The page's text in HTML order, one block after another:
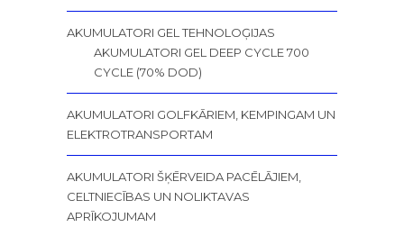
AKUMULATORI GEL TEHNOLOĢIJAS
AKUMULATORI GEL DEEP CYCLE 700
CYCLE (70% DOD)
AKUMULATORI GOLFKĀRIEM, KEMPINGAM UN
ELEKTROTRANSPORTAM
AKUMULATORI ŠĶĒRVEIDA PACĒLĀJIEM,
CELTNIECĪBAS UN NOLIKTAVAS
APRĪKOJUMAM